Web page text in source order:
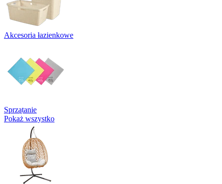
Akcesoria łazienkowe
Sprzątanie
Pokaż wszystko